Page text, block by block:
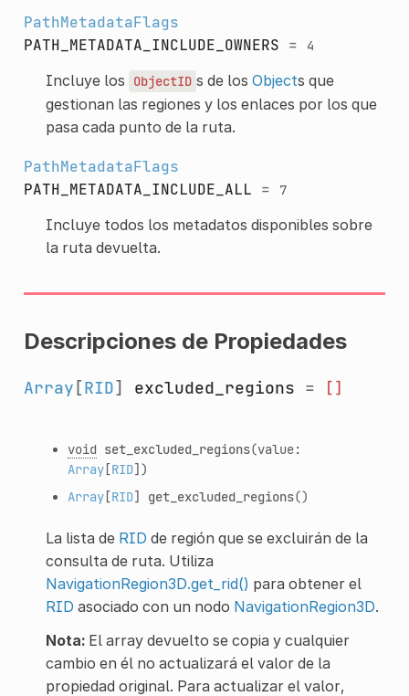
PathMetadataFlags
PATH_METADATA_INCLUDE_OWNERS = 4
Incluye los ObjectID s de los Objects que
gestionan las regiones y los enlaces por los que
pasa cada punto de la ruta.
PathMetadataFlags
PATH_METADATA_INCLUDE_ALL = 7
Incluye todos los metadatos disponibles sobre
la ruta devuelta.
Descripciones de Propiedades
Array [RID] excluded_regions = []
void set_excluded_regions(value:
Array[RID])
Array[RID] get_excluded_regions()
La lista de RID de región que se excluirán de la
consulta de ruta. Utiliza
NavigationRegion3D.get_rid() para obtener el
RID asociado con un nodo NavigationRegion3D.
Nota:El array devuelto se copia y cualquier
cambio en él no actualizará el valor de la
propiedad original. Para actualizar el valor,